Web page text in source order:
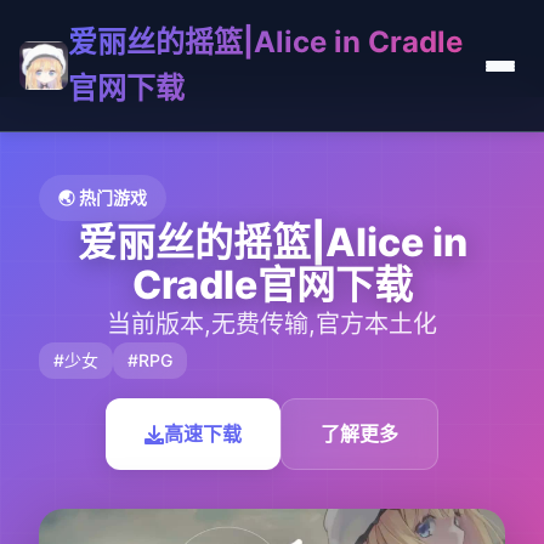
爱丽丝的摇篮|Alice in Cradle
官网下载
🌏 热门游戏
爱丽丝的摇篮|Alice in
Cradle官网下载
当前版本,无费传输,官方本土化
#少女 #RPG
高速下载 了解更多